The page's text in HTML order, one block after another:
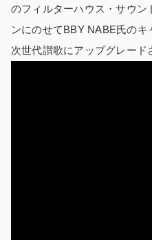
のフィルターハウス・サウン
ンにのせてBBY NABE氏の
次世代讃歌にアップグレード